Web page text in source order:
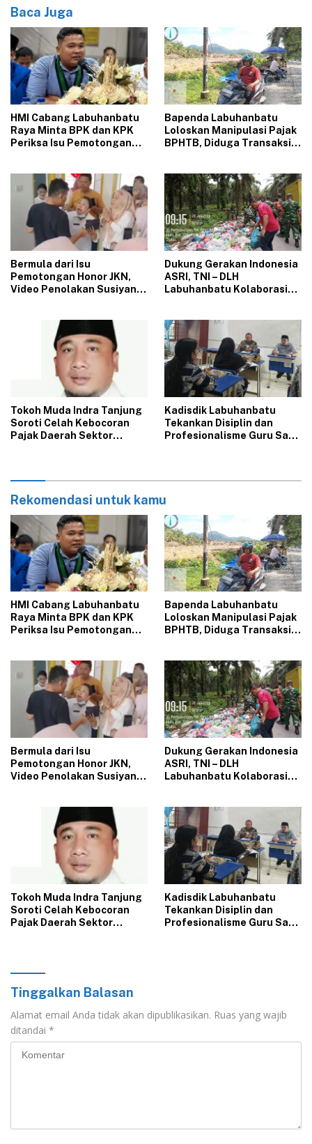
Baca Juga
‎HMI Cabang Labuhanbatu
Raya Minta BPK dan KPK
Periksa Isu Pemotongan
‎Bapenda Labuhanbatu
Loloskan Manipulasi Pajak
BPHTB, Diduga Transaksi
‎Bermula dari Isu
Pemotongan Honor JKN,
Video Penolakan Susiyani
‎Dukung Gerakan Indonesia
ASRI, TNI – DLH
Labuhanbatu Kolaborasi
‎Tokoh Muda Indra Tanjung
Soroti Celah Kebocoran
Pajak Daerah Sektor
‎Kadisdik Labuhanbatu
Tekankan Disiplin dan
Profesionalisme Guru Saat
Rekomendasi untuk kamu
‎HMI Cabang Labuhanbatu
Raya Minta BPK dan KPK
Periksa Isu Pemotongan
‎Bapenda Labuhanbatu
Loloskan Manipulasi Pajak
BPHTB, Diduga Transaksi
‎Bermula dari Isu
Pemotongan Honor JKN,
Video Penolakan Susiyani
‎Dukung Gerakan Indonesia
ASRI, TNI – DLH
Labuhanbatu Kolaborasi
‎Tokoh Muda Indra Tanjung
Soroti Celah Kebocoran
Pajak Daerah Sektor
‎Kadisdik Labuhanbatu
Tekankan Disiplin dan
Profesionalisme Guru Saat
Tinggalkan Balasan
Alamat email Anda tidak akan dipublikasikan. Ruas yang wajib
ditandai *